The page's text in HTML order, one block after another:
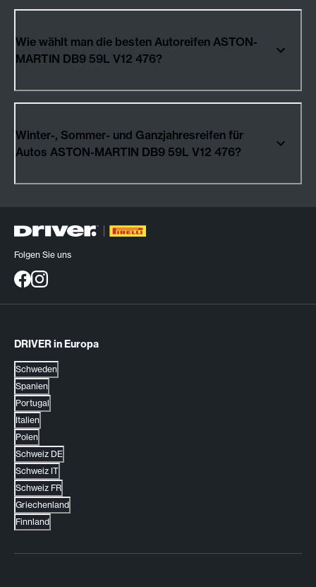
Wie wählt man die besten Autoreifen ASTON-
MARTIN DB9 59L V12 476?
Winter-, Sommer- und Ganzjahresreifen für
Autos ASTON-MARTIN DB9 59L V12 476?
Folgen Sie uns
DRIVER in Europa
Schweden
Spanien
Portugal
Italien
Polen
Schweiz DE
Schweiz IT
Schweiz FR
Griechenland
Finnland